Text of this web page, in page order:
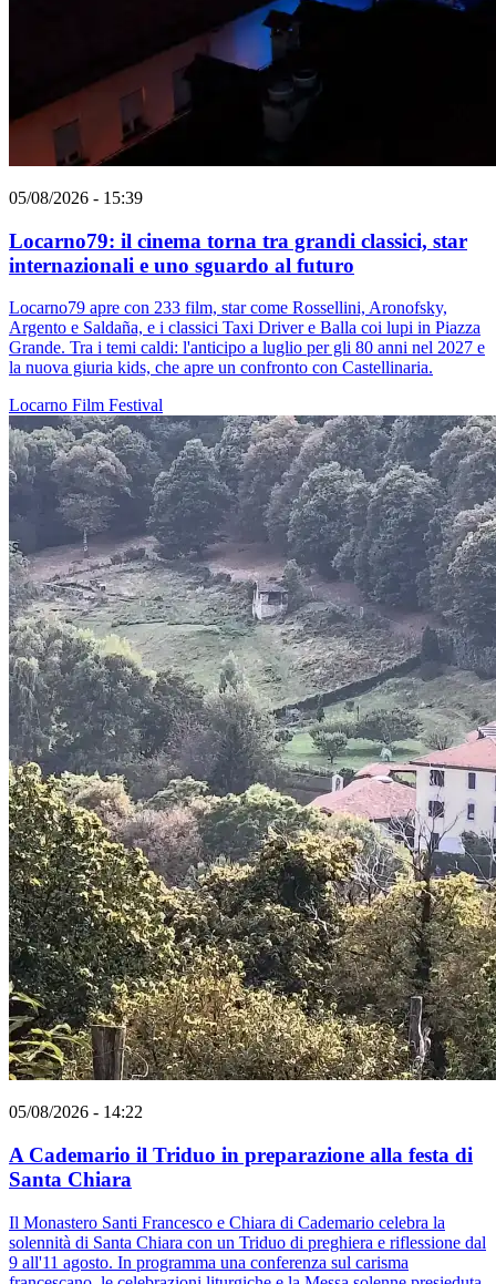
05/08/2026 - 15:39
Locarno79: il cinema torna tra grandi classici, star
internazionali e uno sguardo al futuro
Locarno79 apre con 233 film, star come Rossellini, Aronofsky,
Argento e Saldaña, e i classici Taxi Driver e Balla coi lupi in Piazza
Grande. Tra i temi caldi: l'anticipo a luglio per gli 80 anni nel 2027 e
la nuova giuria kids, che apre un confronto con Castellinaria.
Locarno Film Festival
05/08/2026 - 14:22
A Cademario il Triduo in preparazione alla festa di
Santa Chiara
Il Monastero Santi Francesco e Chiara di Cademario celebra la
solennità di Santa Chiara con un Triduo di preghiera e riflessione dal
9 all'11 agosto. In programma una conferenza sul carisma